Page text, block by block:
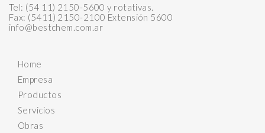
Tel: (54 11) 2150-5600 y rotativas.
Fax: (5411) 2150-2100 Extensión 5600
info@bestchem.com.ar
Home
Empresa
Productos
Servicios
Obras